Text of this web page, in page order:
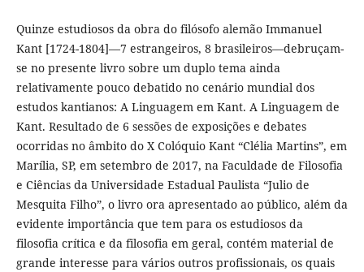
Quinze estudiosos da obra do filósofo alemão Immanuel
Kant [1724-1804]—7 estrangeiros, 8 brasileiros—debruçam-
se no presente livro sobre um duplo tema ainda
relativamente pouco debatido no cenário mundial dos
estudos kantianos: A Linguagem em Kant. A Linguagem de
Kant. Resultado de 6 sessões de exposições e debates
ocorridas no âmbito do X Colóquio Kant “Clélia Martins”, em
Marília, SP, em setembro de 2017, na Faculdade de Filosofia
e Ciências da Universidade Estadual Paulista “Julio de
Mesquita Filho”, o livro ora apresentado ao público, além da
evidente importância que tem para os estudiosos da
filosofia crítica e da filosofia em geral, contém material de
grande interesse para vários outros profissionais, os quais